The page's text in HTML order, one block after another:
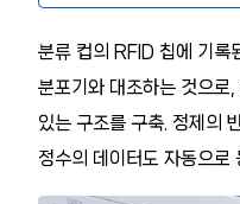
분류 컵의 RFID 칩에 기록
분포기와 대조하는 것으로
있는 구조를 구축. 정제의
정수의 데이터도 자동으로